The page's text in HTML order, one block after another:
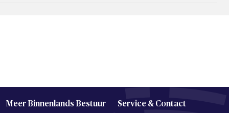
Meer Binnenlands Bestuur Service & Contact